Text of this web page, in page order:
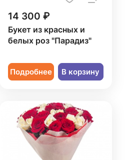
14 300 ₽
Букет из красных и
белых роз "Парадиз"
Подробнее В корзину